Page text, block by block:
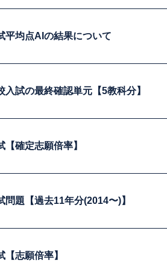
平均点AIの結果について
入試の最終確認単元【5教科分】
【確定志願倍率】
題【過去11年分(2014〜)】
【志願倍率】